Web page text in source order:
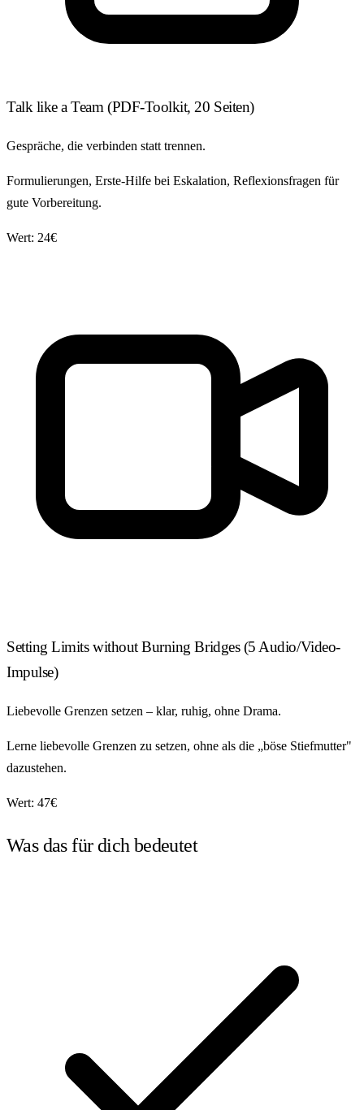
Talk like a Team(PDF-Toolkit, 20 Seiten)
Gespräche, die verbinden statt trennen.
Formulierungen, Erste-Hilfe bei Eskalation, Reflexionsfragen für
gute Vorbereitung.
Wert: 24€
Setting Limits without Burning Bridges(5 Audio/Video-
Impulse)
Liebevolle Grenzen setzen – klar, ruhig, ohne Drama.
Lerne liebevolle Grenzen zu setzen, ohne als die „böse Stiefmutter"
dazustehen.
Wert: 47€
Was das für dich bedeutet